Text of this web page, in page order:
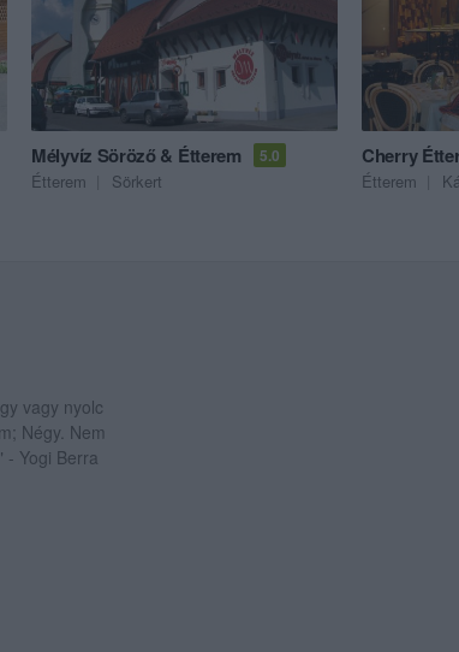
Mélyvíz Söröző & Étterem 5.0
Étterem Sörkert
Cherry
Étterem
vagy nyolc
Négy. Nem
- Yogi Berra